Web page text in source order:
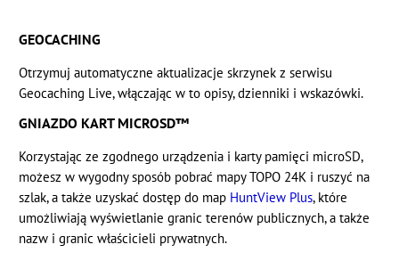
GEOCACHING
Otrzymuj automatyczne aktualizacje skrzynek z serwisu
Geocaching Live, włączając w to opisy, dzienniki i wskazówki.
GNIAZDO KART MICROSD™
Korzystając ze zgodnego urządzenia i karty pamięci microSD,
możesz w wygodny sposób pobrać mapy TOPO 24K i ruszyć na
szlak, a także uzyskać dostęp do map HuntView Plus, które
umożliwiają wyświetlanie granic terenów publicznych, a także
nazw i granic właścicieli prywatnych.